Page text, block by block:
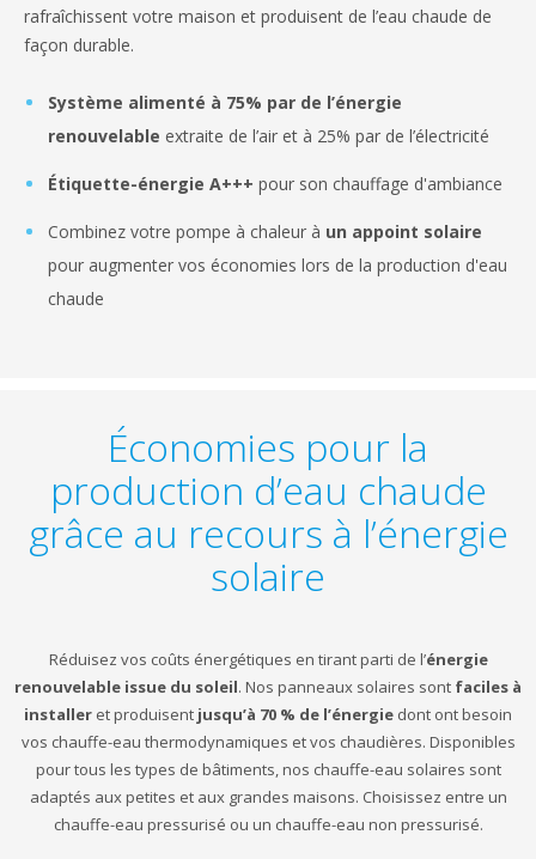
rafraîchissent votre maison et produisent de l’eau chaude de
façon durable.
Système alimenté à 75% par de l’énergie
renouvelable extraite de l’air et à 25% par de l’électricité
Étiquette-énergie A+++ pour son chauffage d'ambiance
Combinez votre pompe à chaleur à un appoint solaire
pour augmenter vos économies lors de la production d'eau
chaude
Économies pour la
production d’eau chaude
grâce au recours à l’énergie
solaire
Réduisez vos coûts énergétiques en tirant parti de l’énergie
renouvelable issue du soleil. Nos panneaux solaires sont faciles à
installer et produisent jusqu’à 70 % de l’énergie dont ont besoin
vos chauffe-eau thermodynamiques et vos chaudières. Disponibles
pour tous les types de bâtiments, nos chauffe-eau solaires sont
adaptés aux petites et aux grandes maisons. Choisissez entre un
chauffe-eau pressurisé ou un chauffe-eau non pressurisé.